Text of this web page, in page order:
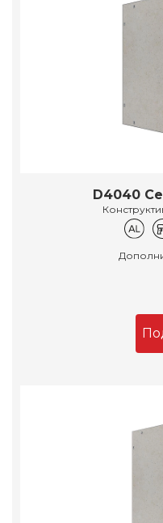
D4040